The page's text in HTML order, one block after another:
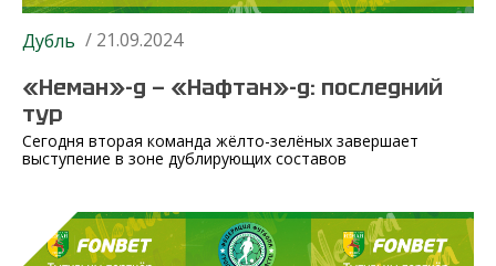
Дубль / 21.09.2024
«Неман»-д — «Нафтан»-д: последний
тур
Сегодня вторая команда жёлто-зелёных завершает
выступение в зоне дублирующих составов